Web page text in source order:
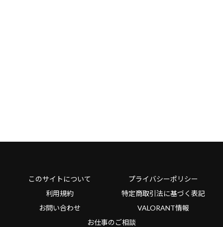
このサイトについて
プライバシーポリシー
利用規約
特定商取引法に基づく表記
お問い合わせ
VALORANT情報
お仕事のご相談